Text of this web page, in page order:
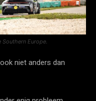
Southern Europe.
niet anders dan